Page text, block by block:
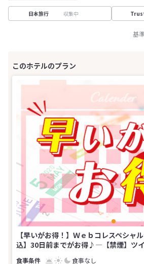
日本旅行 収集中
基
【早いがお得！】Ｗｅｂコレスペシ
込】30日前までがお得♪―【禁煙】ツ
食事なし